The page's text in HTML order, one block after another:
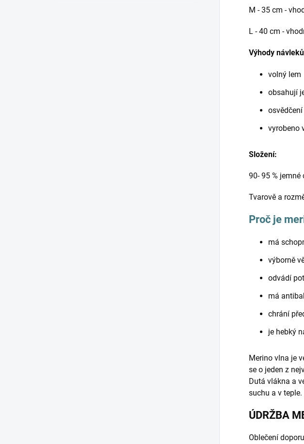
M - 35 cm -
L - 40 cm -
Výhody
volný lem
obsahují
vyrobeno
Složení:
90- 95 %
Tvarově a
Proč je
má
výborně
odvádí
má
chrání
je hebký
Merino vlna je
se o jeden z
Dutá vlákna a
suchu a v
ÚDRŽBA
Oblečení